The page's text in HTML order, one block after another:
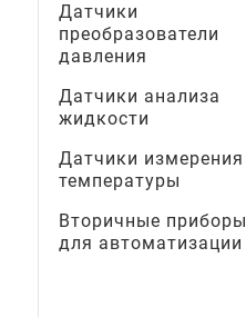
Датчики
преобразователи
давления
Датчики анализа
жидкости
Датчики измерения
температуры
Вторичные приборы
для автоматизации